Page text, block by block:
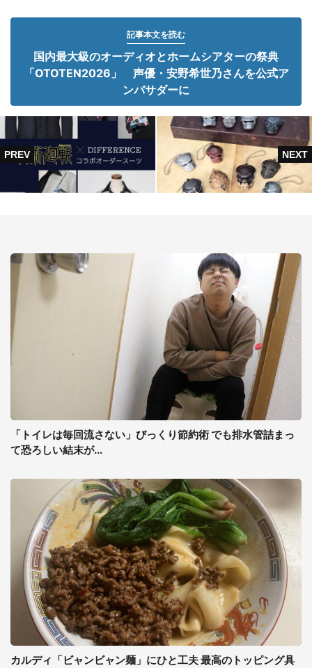
記事本文を読む
国内最大級のオーディオとホームシアターの祭典
「OTOTEN2026」 声優・安野希世乃さんを公式ア
ンバサダーに
「トイレは毎回流さない」びっくり節約術 でも排水管詰まっ
て恐ろしい結末が...
カルディ「ビャンビャン麺」にひと工夫 最高のトッピング具